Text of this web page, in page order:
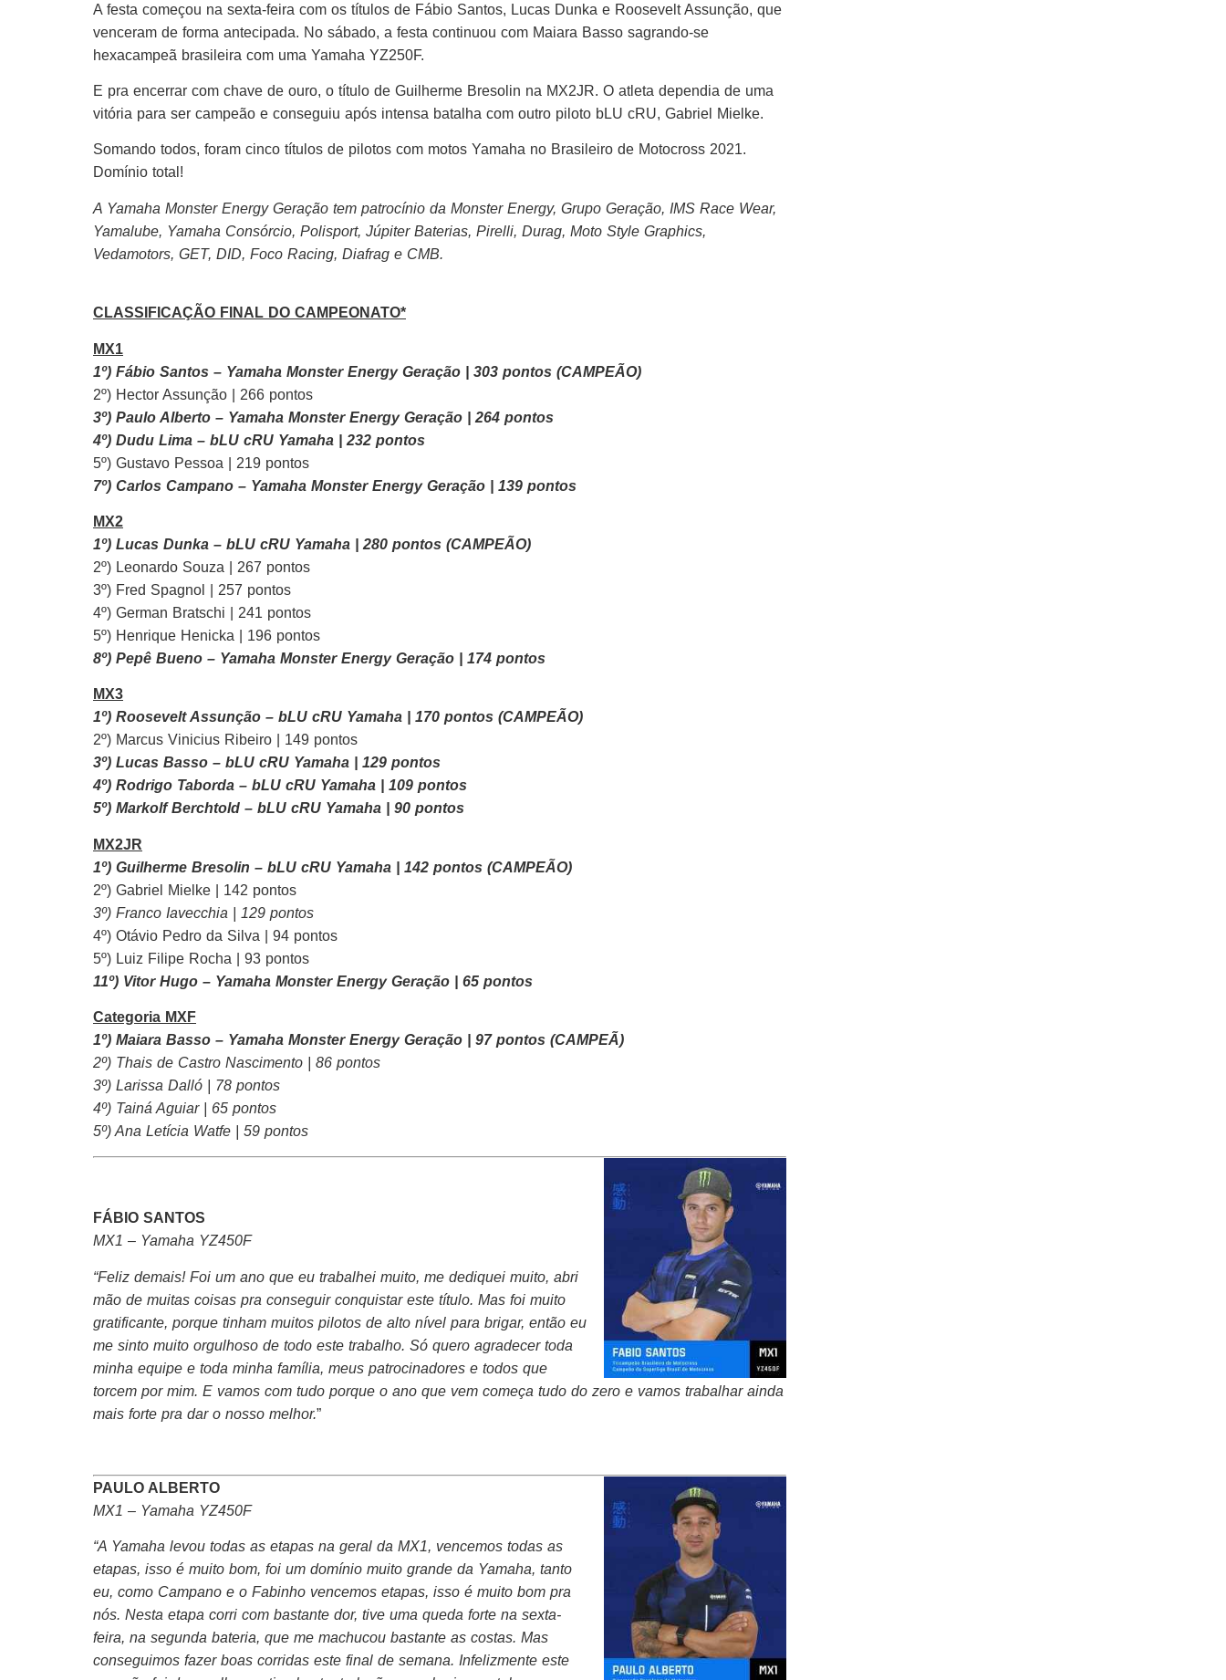
A festa começou na sexta-feira com os títulos de Fábio Santos, Lucas Dunka e Roosevelt Assunção, que
venceram de forma antecipada. No sábado, a festa continuou com Maiara Basso sagrando-se
hexacampeã brasileira com uma Yamaha YZ250F.
E pra encerrar com chave de ouro, o título de Guilherme Bresolin na MX2JR. O atleta dependia de uma
vitória para ser campeão e conseguiu após intensa batalha com outro piloto bLU cRU, Gabriel Mielke.
Somando todos, foram cinco títulos de pilotos com motos Yamaha no Brasileiro de Motocross 2021.
Domínio total!
A Yamaha Monster Energy Geração tem patrocínio da Monster Energy, Grupo Geração, IMS Race Wear,
Yamalube, Yamaha Consórcio, Polisport, Júpiter Baterias, Pirelli, Durag, Moto Style Graphics,
Vedamotors, GET, DID, Foco Racing, Diafrag e CMB.
CLASSIFICAÇÃO FINAL DO CAMPEONATO*
MX1
1º) Fábio Santos – Yamaha Monster Energy Geração | 303 pontos (CAMPEÃO)
2º) Hector Assunção | 266 pontos
3º) Paulo Alberto – Yamaha Monster Energy Geração | 264 pontos
4º) Dudu Lima – bLU cRU Yamaha | 232 pontos
5º) Gustavo Pessoa | 219 pontos
7º) Carlos Campano – Yamaha Monster Energy Geração | 139 pontos
MX2
1º) Lucas Dunka – bLU cRU Yamaha | 280 pontos (CAMPEÃO)
2º) Leonardo Souza | 267 pontos
3º) Fred Spagnol | 257 pontos
4º) German Bratschi | 241 pontos
5º) Henrique Henicka | 196 pontos
8º) Pepê Bueno – Yamaha Monster Energy Geração | 174 pontos
MX3
1º) Roosevelt Assunção – bLU cRU Yamaha | 170 pontos (CAMPEÃO)
2º) Marcus Vinicius Ribeiro | 149 pontos
3º) Lucas Basso – bLU cRU Yamaha | 129 pontos
4º) Rodrigo Taborda – bLU cRU Yamaha | 109 pontos
5º) Markolf Berchtold – bLU cRU Yamaha | 90 pontos
MX2JR
1º) Guilherme Bresolin – bLU cRU Yamaha | 142 pontos (CAMPEÃO)
2º) Gabriel Mielke | 142 pontos
3º) Franco Iavecchia | 129 pontos
4º) Otávio Pedro da Silva | 94 pontos
5º) Luiz Filipe Rocha | 93 pontos
11º) Vitor Hugo – Yamaha Monster Energy Geração | 65 pontos
Categoria MXF
1º) Maiara Basso – Yamaha Monster Energy Geração | 97 pontos (CAMPEÃ)
2º) Thais de Castro Nascimento | 86 pontos
3º) Larissa Dalló | 78 pontos
4º) Tainá Aguiar | 65 pontos
5º) Ana Letícia Watfe | 59 pontos
FÁBIO SANTOS
MX1 – Yamaha YZ450F
“Feliz demais! Foi um ano que eu trabalhei muito, me dediquei muito, abri
mão de muitas coisas pra conseguir conquistar este título. Mas foi muito
gratificante, porque tinham muitos pilotos de alto nível para brigar, então eu
me sinto muito orgulhoso de todo este trabalho. Só quero agradecer toda
minha equipe e toda minha família, meus patrocinadores e todos que
torcem por mim. E vamos com tudo porque o ano que vem começa tudo do zero e vamos trabalhar ainda
mais forte pra dar o nosso melhor.”
PAULO ALBERTO
MX1 – Yamaha YZ450F
“A Yamaha levou todas as etapas na geral da MX1, vencemos todas as
etapas, isso é muito bom, foi um domínio muito grande da Yamaha, tanto
eu, como Campano e o Fabinho vencemos etapas, isso é muito bom pra
nós. Nesta etapa corri com bastante dor, tive uma queda forte na sexta-
feira, na segunda bateria, que me machucou bastante as costas. Mas
conseguimos fazer boas corridas este final de semana. Infelizmente este